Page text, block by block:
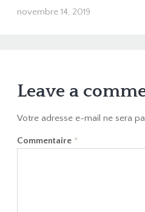
novembre 14, 2019
Leave a
Votre adresse e-mail ne sera
Commentaire *